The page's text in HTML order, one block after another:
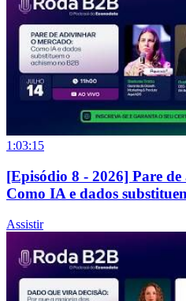
1:03:15
[Episódio 8 - 2026] Pare
Como IA e dados
Assistir